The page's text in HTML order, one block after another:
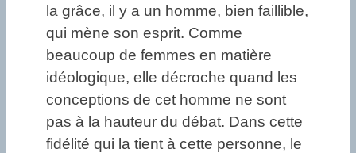
la grâce, il y a un homme, bien faillible,
qui mène son esprit. Comme
beaucoup de femmes en matière
idéologique, elle décroche quand les
conceptions de cet homme ne sont
pas à la hauteur du débat. Dans cette
fidélité qui la tient à cette personne, le